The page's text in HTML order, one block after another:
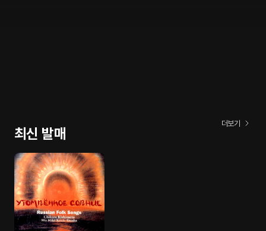
최신 발매
더보기